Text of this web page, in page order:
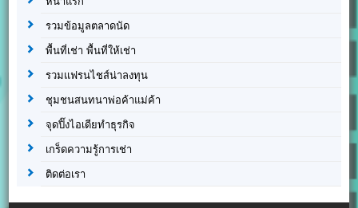
รวมข้อมูลตลาดนัด
พื้นที่เช่า พื้นที่ให้เช่า
รวมแฟรนไชส์น่าลงทุน
ชุมชนสนทนาพ่อค้าแม่ค้า
จุดปิ๊งไอเดียทำธุรกิจ
เกร็ดความรู้การเช่า
ติดต่อเรา